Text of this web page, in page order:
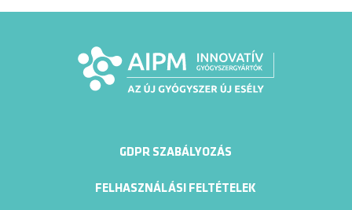
GDPR SZABÁLYOZÁS
FELHASZNÁLÁSI FELTÉTELEK